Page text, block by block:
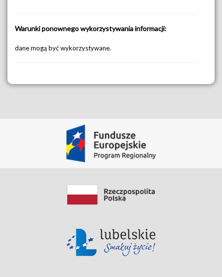
Warunki ponownego wykorzystywania informacji:
dane mogą być wykorzystywane.
Zobacz zasób
Data modyfikacji: 2020-06-03 08:29:09.186